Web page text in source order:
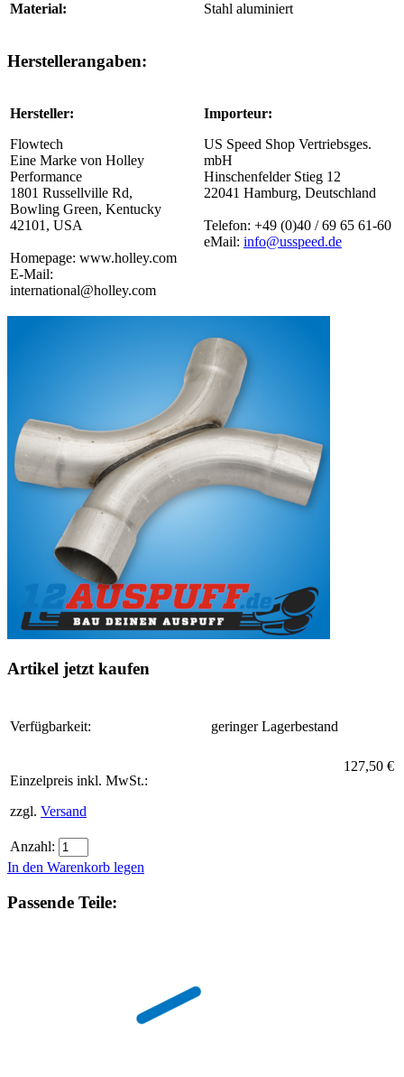
Material: Stahl aluminiert
Herstellerangaben:
Hersteller:
Flowtech
Eine Marke von Holley
Performance
1801 Russellville Rd,
Bowling Green, Kentucky
42101, USA
Homepage: www.holley.com
E-Mail:
international@holley.com
Importeur:
US Speed Shop Vertriebsges.
mbH
Hinschenfelder Stieg 12
22041 Hamburg, Deutschland
Telefon: +49 (0)40 / 69 65 61-60
eMail: info@usspeed.de
Artikel jetzt kaufen
Verfügbarkeit: geringer Lagerbestand
Einzelpreis inkl. MwSt.:
zzgl. Versand
127,50 €
Anzahl:
In den Warenkorb legen
Passende Teile: